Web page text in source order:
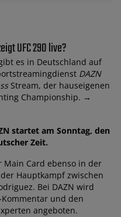
UFC 290 live?
es in Deutschland auf
DAZN
Stream, der hauseigenen
Championship. →
startet am Sonntag, den
Zeit.
Main Card ebenso in der
Hauptkampf zwischen
Bei DAZN wird
und den
angeboten.